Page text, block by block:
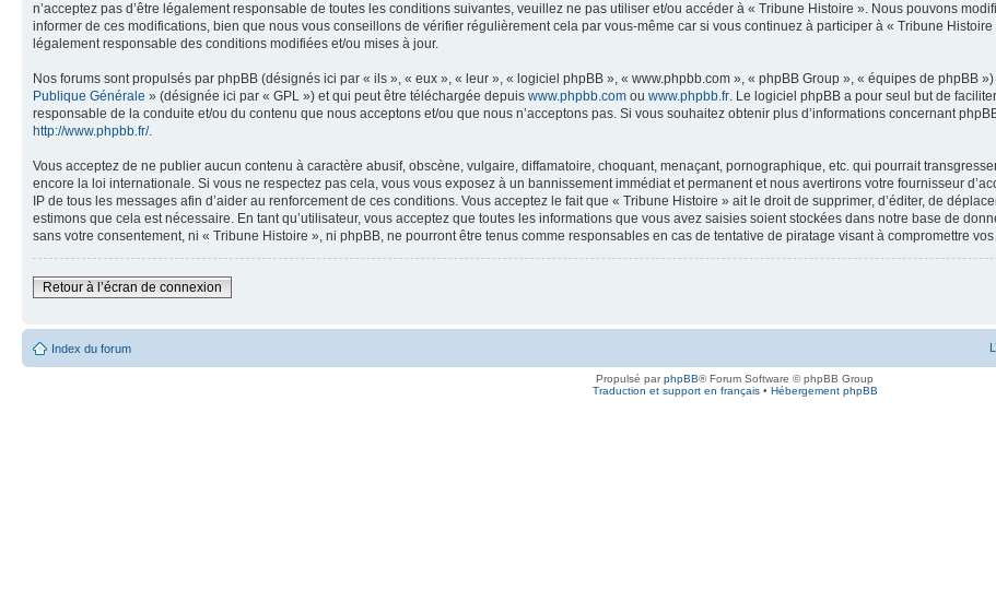
n’acceptez pas d’être légalement responsable de toutes les conditions suivantes, veuillez ne pas utiliser et/ou accéder à « Tribune Histoire ». Nous pouvons
informer de ces modifications, bien que nous vous conseillons de vérifier régulièrement cela par vous-même car si vous continuez à participer à « Tribune
légalement responsable des conditions modifiées et/ou mises à jour.
Nos forums sont propulsés par phpBB (désignés ici par « ils », « eux », « leur », « logiciel phpBB », « www.phpbb.com », « phpBB Group », « équipes de phpBB
Publique Générale » (désignée ici par « GPL ») et qui peut être téléchargée depuis www.phpbb.com ou www.phpbb.fr. Le logiciel phpBB a pour seul but de
responsable de la conduite et/ou du contenu que nous acceptons et/ou que nous n’acceptons pas. Si vous souhaitez obtenir plus d’informations concernant
http://www.phpbb.fr/.
Vous acceptez de ne publier aucun contenu à caractère abusif, obscène, vulgaire, diffamatoire, choquant, menaçant, pornographique, etc. qui pourrait
encore la loi internationale. Si vous ne respectez pas cela, vous vous exposez à un bannissement immédiat et permanent et nous avertirons votre fournisseur
IP de tous les messages afin d’aider au renforcement de ces conditions. Vous acceptez le fait que « Tribune Histoire » ait le droit de supprimer, d’éditer, de
estimons que cela est nécessaire. En tant qu’utilisateur, vous acceptez que toutes les informations que vous avez saisies soient stockées dans notre base de
sans votre consentement, ni « Tribune Histoire », ni phpBB, ne pourront être tenus comme responsables en cas de tentative de piratage visant à compromettre
Retour à l’écran de connexion
Index du forum
Propulsé parphpBB® Forum Software © phpBB Group
Traduction et support en français• Hébergement phpBB